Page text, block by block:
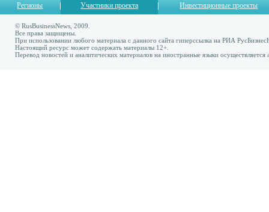
Регионы Участники проекта Инвестиционные проекты
© RusBusinessNews, 2009.
Все права защищены.
При использовании любого материала с данного сайта гиперссылка на РИА
Настоящий ресурс может содержать материалы 12+.
Перевод новостей и аналитических материалов на иностранные языки осуществляется